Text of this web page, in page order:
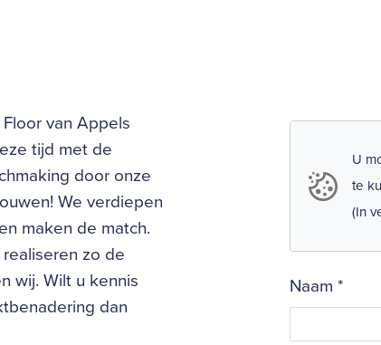
van Appels
tijd met de
door onze
We verdiepen
maken de match.
zo de
wij. Wilt u kennis
dan
U
te
(In
Naam *